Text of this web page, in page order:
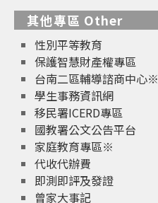
其他專區 Other
性別平等教育
保護智慧財產權專區
台南二區輔導諮商中心※
學生事務資訊網
移民署ICERD專區
國教署公文公告平台
家庭教育專區※
代收代辦費
即測即評及發證
曾家大事記